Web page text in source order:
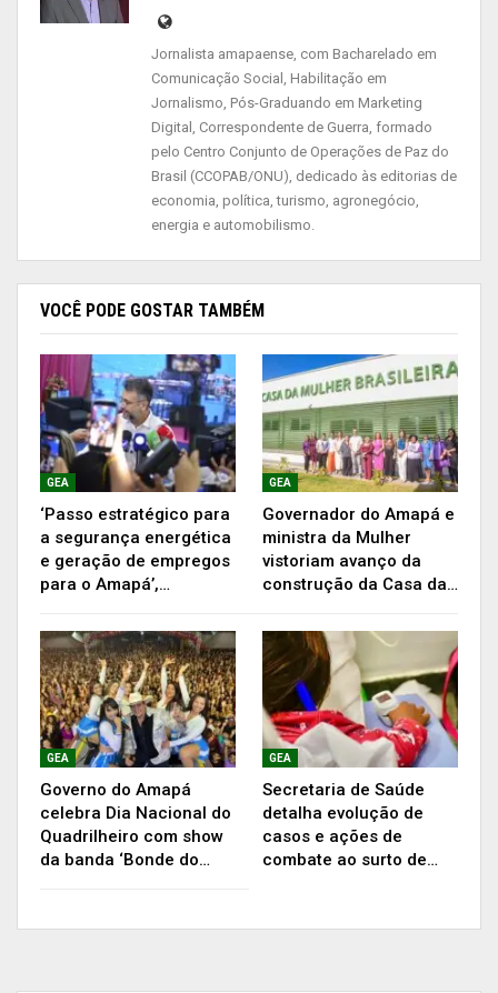
“Somos antigos moradores daqui e nós
encontramos muitas dificuldades em alguns
governos na questão das nossas ruas, tanto que
hoje é a gente mesmo que cuida dela fazendo
mutirão. Mas, agora, tem esse compromisso com
a mobilidade de Santana e isso é gratificante para
nós, moradores”, comemorou Marlúcio.
Manoel Pereira da Rocha – também está
localizada na região. Para a aposentada Glória
Maria Dias, 52 anos, ficará mais fácil transitar
pelo bairro.
“Era muito feia essa rua aqui e com um tempo
passou um asfalto, mas acabou e a gente estava
nessa situação com os buracos. Agora está vindo
Jornalista amapaense, com Bacharelado em
Comunicação Social, Habilitação em
Jornalismo, Pós-Graduando em Marketing
Digital, Correspondente de Guerra, formado
pelo Centro Conjunto de Operações de Paz do
Brasil (CCOPAB/ONU), dedicado às editorias de
economia, política, turismo, agronegócio,
energia e automobilismo.
VOCÊ PODE GOSTAR TAMBÉM
GEA
‘Passo estratégico para
a segurança energética
e geração de empregos
para o Amapá’,…
GEA
Governador do Amapá e
ministra da Mulher
vistoriam avanço da
construção da Casa da…
GEA
Governo do Amapá
celebra Dia Nacional do
Quadrilheiro com show
da banda ‘Bonde do…
GEA
Secretaria de Saúde
detalha evolução de
casos e ações de
combate ao surto de…